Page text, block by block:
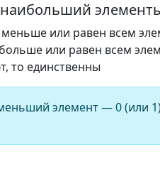
меньше или равен всем
больше или равен всем
то единственны
элемент — 0 (или